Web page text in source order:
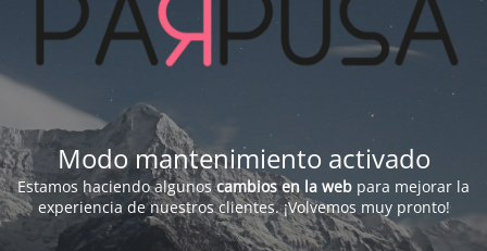
Modo mantenimiento activado
Estamos haciendo algunoscambios en la web para mejorar la
experiencia de nuestros clientes. ¡Volvemos muy pronto!